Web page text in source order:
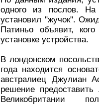
одного из послов. На
установил "жучок".
Патиньо объявит,
установке устройства.
В лондонском
года находится
австралиец Джулиан
решение
Великобритании